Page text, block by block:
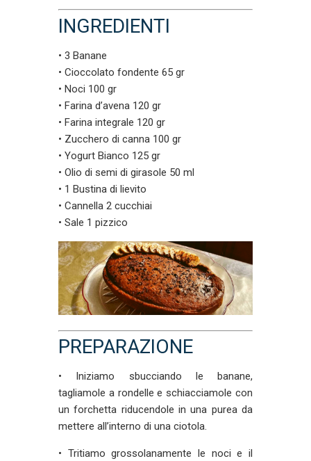
INGREDIENTI
• 3 Banane
• Cioccolato fondente 65 gr
• Noci 100 gr
• Farina d’avena 120 gr
• Farina integrale 120 gr
• Zucchero di canna 100 gr
• Yogurt Bianco 125 gr
• Olio di semi di girasole 50 ml
• 1 Bustina di lievito
• Cannella 2 cucchiai
• Sale 1 pizzico
PREPARAZIONE
• Iniziamo sbucciando le banane,
tagliamole a rondelle e schiacciamole con
un forchetta riducendole in una purea da
mettere all’interno di una ciotola.
• Tritiamo grossolanamente le noci e il